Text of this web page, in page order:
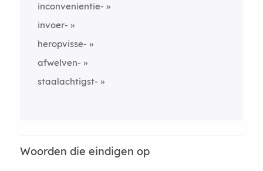
inconvenientie-
invoer-
heropvisse-
afwelven-
staalachtigst-
Woorden die eindigen op